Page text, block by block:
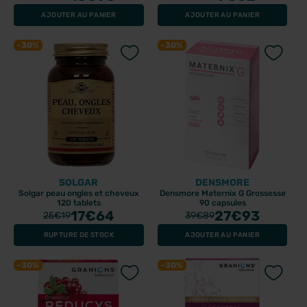
AJOUTER AU PANIER AJOUTER AU PANIER
-30%
SOLGAR
Solgar peau ongles et cheveux
120 tablets
25€1917€64
RUPTURE DE STOCK
-30%
DENSMORE
Densmore Maternix G Grossesse
90 capsules
39€8927€93
AJOUTER AU PANIER
-30% -30%